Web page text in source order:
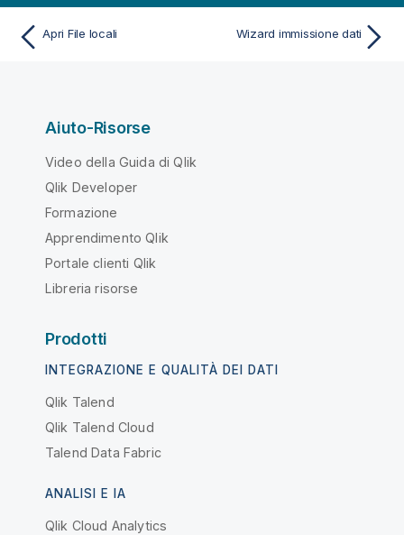
Apri File locali Wizard immissione dati
Aiuto-Risorse
Video della Guida di Qlik
Qlik Developer
Formazione
Apprendimento Qlik
Portale clienti Qlik
Libreria risorse
Prodotti
INTEGRAZIONE E QUALITÀ DEI DATI
Qlik Talend
Qlik Talend Cloud
Talend Data Fabric
ANALISI E IA
Qlik Cloud Analytics